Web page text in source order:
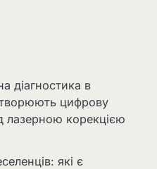
діагностика в
цифрову
лазерною корекцією
які є